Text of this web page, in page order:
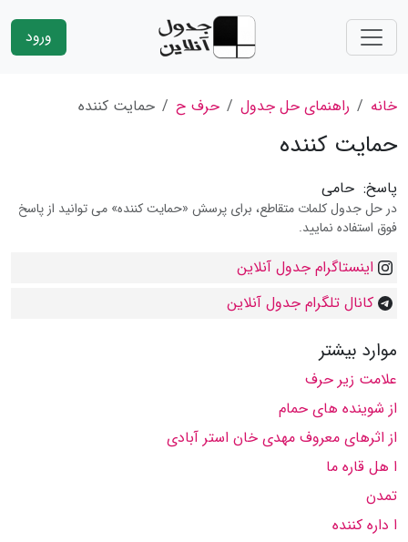
ورود
خانه راهنمای حل جدول حرف ح حمایت كننده
حمایت كننده
پاسخ: حامی
در حل جدول کلمات متقاطع، برای پرسش «حمایت كننده» می توانید از پاسخ
فوق استفاده نمایید.
اینستاگرام جدول آنلاین
کانال تلگرام جدول آنلاین
موارد بیشتر
علامت زیر حرف
از شوینده های حمام
از اثرهای معروف مهدی خان استر آبادی
ا هل قاره ما
تمدن
ا داره كننده